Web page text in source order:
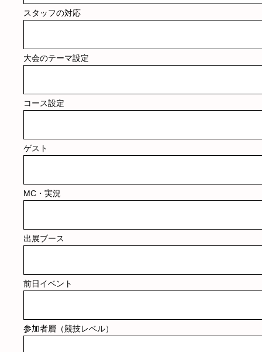
スタッフの対応
大会のテーマ設定
コース設定
ゲスト
MC・実況
出展ブース
前日イベント
参加者層（競技レベル）